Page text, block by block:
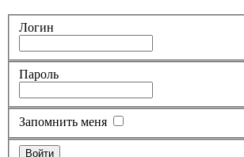
Логин
Пароль
Запомнить меня